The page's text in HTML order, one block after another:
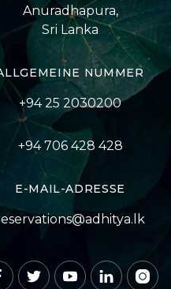
Anuradhapura,
Sri Lanka
NUMMER
+94 25 2030200
+94 706 428 428
E-MAIL-ADRESSE